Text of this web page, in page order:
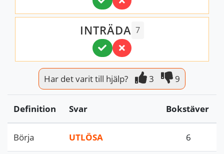
INTRÄDA 7
Har det varit till hjälp? 3 9
Definition Svar Bokstäver
Börja UTLÖSA 6